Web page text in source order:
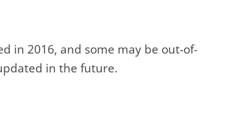
in 2016, and some may be out-of-
in the future.